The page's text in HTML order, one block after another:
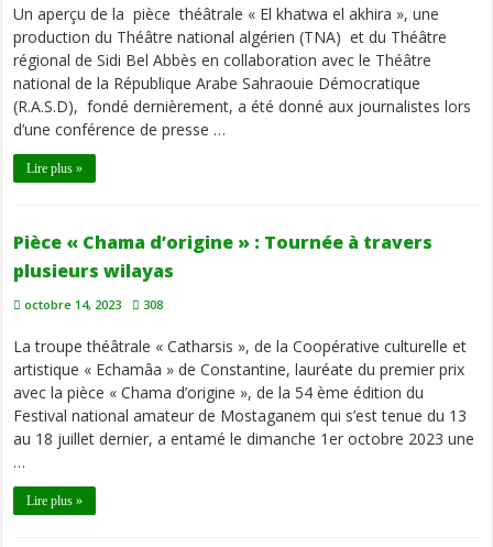
Un aperçu de la pièce théâtrale « El khatwa el akhira », une
production du Théâtre national algérien (TNA) et du Théâtre
régional de Sidi Bel Abbès en collaboration avec le Théâtre
national de la République Arabe Sahraouie Démocratique
(R.A.S.D), fondé dernièrement, a été donné aux journalistes lors
d’une conférence de presse …
Lire plus »
Pièce « Chama d’origine » : Tournée à travers
plusieurs wilayas
octobre 14, 2023 308
La troupe théâtrale « Catharsis », de la Coopérative culturelle et
artistique « Echamâa » de Constantine, lauréate du premier prix
avec la pièce « Chama d’origine », de la 54 ème édition du
Festival national amateur de Mostaganem qui s’est tenue du 13
au 18 juillet dernier, a entamé le dimanche 1er octobre 2023 une
…
Lire plus »